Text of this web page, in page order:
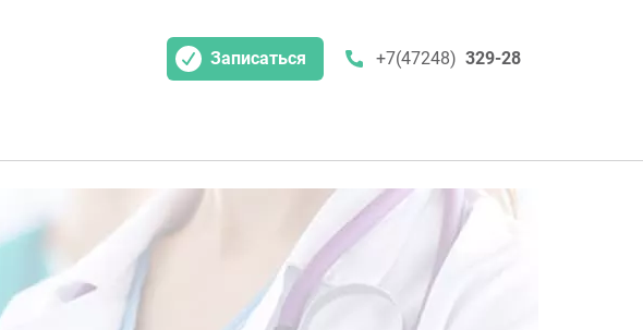
Записаться +7(47248) 329-28